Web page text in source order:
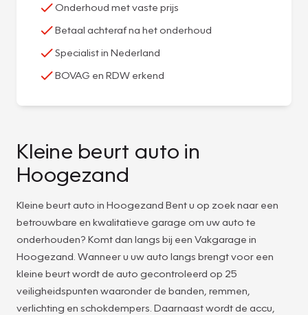
Onderhoud met vaste prijs
Betaal achteraf na het onderhoud
Specialist in Nederland
BOVAG en RDW erkend
Kleine beurt auto in
Hoogezand
Kleine beurt auto in Hoogezand Bent u op zoek naar een
betrouwbare en kwalitatieve garage om uw auto te
onderhouden? Komt dan langs bij een Vakgarage in
Hoogezand. Wanneer u uw auto langs brengt voor een
kleine beurt wordt de auto gecontroleerd op 25
veiligheidspunten waaronder de banden, remmen,
verlichting en schokdempers. Daarnaast wordt de accu,